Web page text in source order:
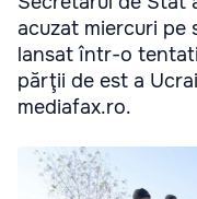
acuzat miercuri pe
lansat într-o
părţii de est a
mediafax.ro.